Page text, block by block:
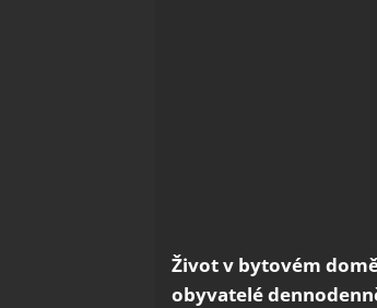
Život v bytovém
obyvatelé